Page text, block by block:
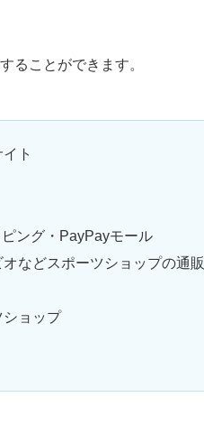
ることができます。
ト
ング・PayPayモール
などスポーツショップの通販
ショップ